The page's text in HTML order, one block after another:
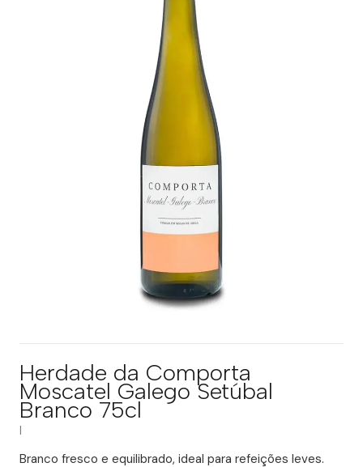
Herdade da Comporta
Moscatel Galego Setúbal
Branco 75cl
Branco fresco e equilibrado, ideal para refeições leves.